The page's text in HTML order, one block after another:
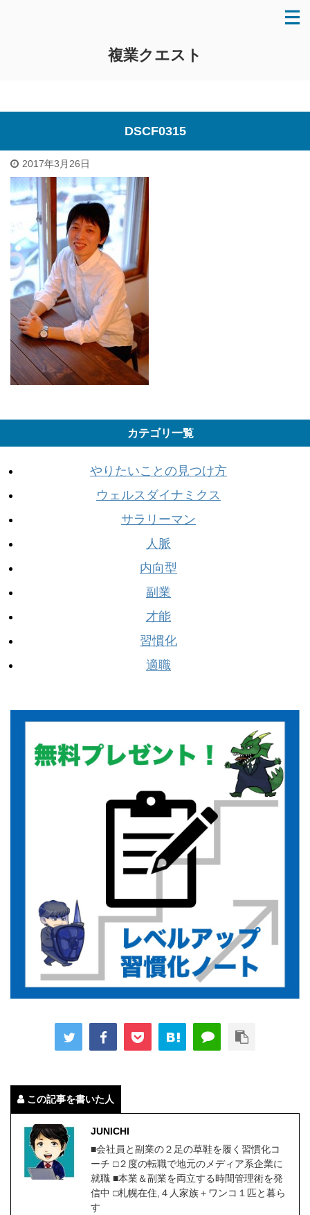
複業クエスト
DSCF0315
2017年3月26日
カテゴリ一覧
やりたいことの見つけ方
ウェルスダイナミクス
サラリーマン
人脈
内向型
副業
才能
習慣化
適職
この記事を書いた人
JUNICHI
■会社員と副業の２足の草鞋を履く習慣化コ
ーチ □２度の転職で地元のメディア系企業に
就職 ■本業＆副業を両立する時間管理術を発
信中 □札幌在住,４人家族＋ワンコ１匹と暮ら
す